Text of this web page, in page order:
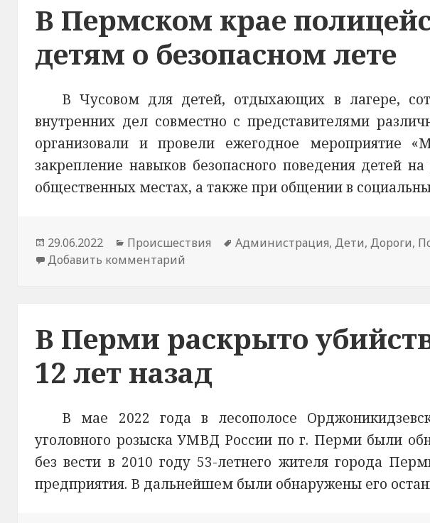
В Пермском крае
детям о безопасном лете
В Чусовом для детей, отдыхающих в лагере,
внутренних дел совместно с представителями
организовали и провели ежегодное мероприятие
закрепление навыков безопасного поведения детей
общественных местах, а также при общении в
Опубликовано
29.06.2022 Рубрики
Происшествия Метки
Администрация,Дети,Дороги,
Добавить комментарий
В Перми раскрыто
12 лет назад
В мае 2022 года в лесополосе
уголовного розыска УМВД России по г. Перми были
без вести в 2010 году 53-летнего жителя города
предприятия. В дальнейшем были обнаружены его